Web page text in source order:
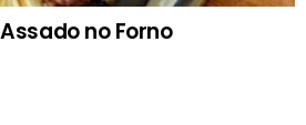
no Forno